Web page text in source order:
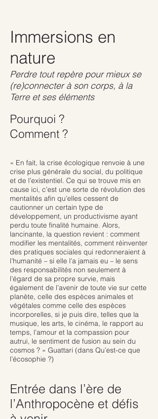
Immersions en
nature
Perdre tout repère pour mieux se
(re)connecter à son corps, à la
Terre et ses éléments
Pourquoi ?
Comment ?
« En fait, la crise écologique renvoie à une
crise plus générale du social, du politique
et de l’existentiel. Ce qui se trouve mis en
cause ici, c’est une sorte de révolution des
mentalités afin qu’elles cessent de
cautionner un certain type de
développement, un productivisme ayant
perdu toute finalité humaine. Alors,
lancinante, la question revient : comment
modifier les mentalités, comment réinventer
des pratiques sociales qui redonneraient à
l’humanité – si elle l’a jamais eu – le sens
des responsabilités non seulement à
l’égard de sa propre survie, mais
également de l’avenir de toute vie sur cette
planète, celle des espèces animales et
végétales comme celle des espèces
incorporelles, si je puis dire, telles que la
musique, les arts, le cinéma, le rapport au
temps, l’amour et la compassion pour
autrui, le sentiment de fusion au sein du
cosmos ? » Guattari (dans Qu’est-ce que
l’écosophie ?)
Entrée dans l’ère de
l’Anthropocène et défis